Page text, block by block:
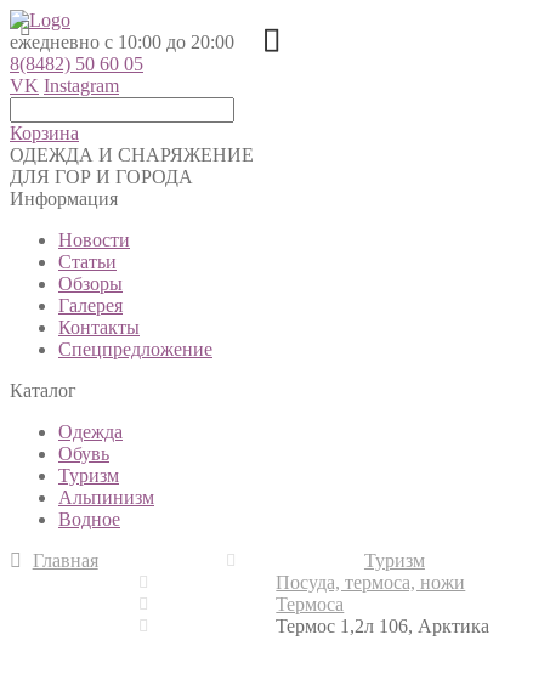
ежедневно с 10:00 до 20:00
8(8482) 50 60 05
VK Instagram
Корзина
ОДЕЖДА И СНАРЯЖЕНИЕ
ДЛЯ ГОР И ГОРОДА
Информация
Новости
Статьи
Обзоры
Галерея
Контакты
Спецпредложение
Каталог
Одежда
Обувь
Туризм
Альпинизм
Водное
Главная
Туризм
Посуда, термоса, ножи
Термоса
Термос 1,2л 106, Арктика